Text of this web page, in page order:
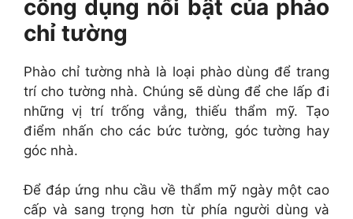
công dụng nổi bật của phào
chỉ tường
Phào chỉ tường nhà là loại phào dùng để trang
trí cho tường nhà. Chúng sẽ dùng để che lấp đi
những vị trí trống vắng, thiếu thẩm mỹ. Tạo
điểm nhấn cho các bức tường, góc tường hay
góc nhà.
Để đáp ứng nhu cầu về thẩm mỹ ngày một cao
cấp và sang trọng hơn từ phía người dùng và